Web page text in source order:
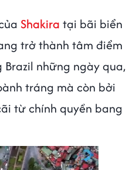
Shakira tại bãi biển
trở thành tâm điểm
những ngày qua,
tráng mà còn bởi
từ chính quyền bang